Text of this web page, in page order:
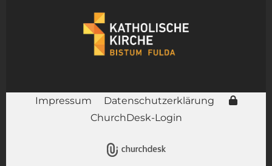
Impressum
Datenschutzerklärung
ChurchDesk-Login